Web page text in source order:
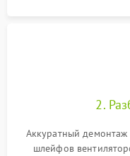
2.
Аккуратный
шлейфов